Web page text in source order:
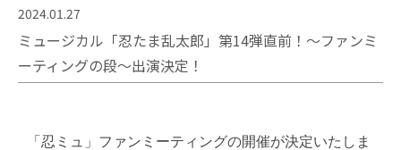
2024.01.27
ミュージカル「忍たま乱太郎」第14弾直前！〜ファンミ
ーティングの段〜出演決定！
「忍ミュ」ファンミーティングの開催が決定いたしま